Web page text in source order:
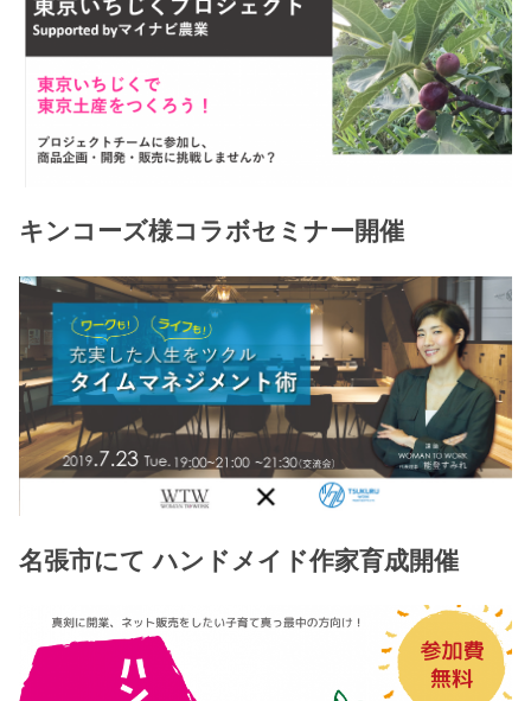
キンコーズ様コラボセミナー開催
名張市にて ハンドメイド作家育成開催